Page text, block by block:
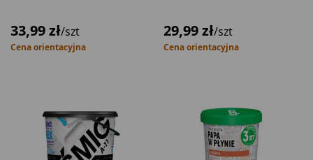
33,99 zł/szt
Cena orientacyjna
29,99 zł/szt
Cena orientacyjna